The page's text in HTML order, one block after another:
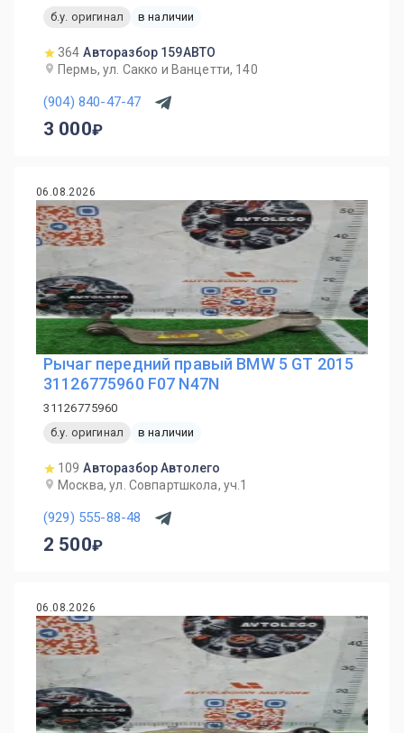
б.у. оригинал
в наличии
364 Авторазбор 159АВТО
Пермь, ул. Сакко и Ванцетти, 140
(904) 840-47-47
3 000
06.08.2026
Рычаг передний правый BMW 5 GT 2015
31126775960 F07 N47N
31126775960
б.у. оригинал
в наличии
109 Авторазбор Автолего
Москва, ул. Совпартшкола, уч.1
(929) 555-88-48
2 500
06.08.2026